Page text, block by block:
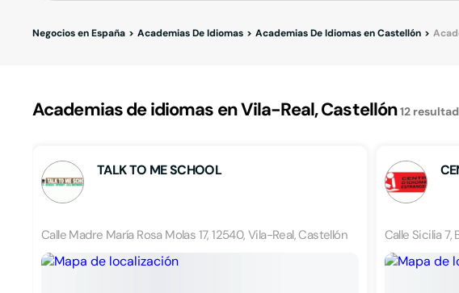
Negocios en España Academias De Idiomas Academias De Idiomas en Castellón
Academias de idiomas en Vila-Real, Castellón12
TALK TO ME SCHOOL
Calle Madre María Rosa Molas 17, 12540, Vila-Real, Castellón Calle Sicilia 7,